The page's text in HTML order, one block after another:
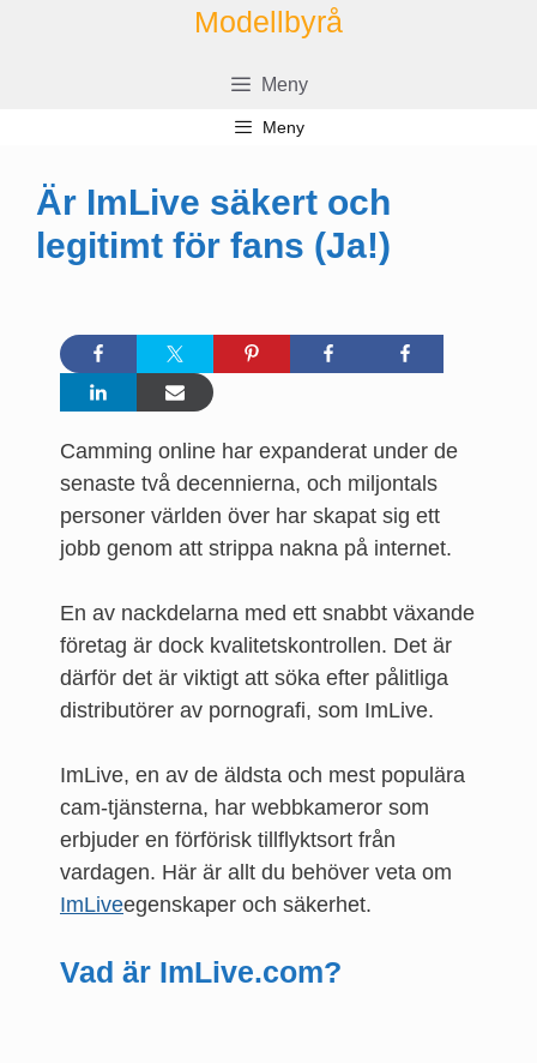
Modellbyrå
Meny
Meny
Är ImLive säkert och
legitimt för fans (Ja!)
Camming online har expanderat under de
senaste två decennierna, och miljontals
personer världen över har skapat sig ett
jobb genom att strippa nakna på internet.
En av nackdelarna med ett snabbt växande
företag är dock kvalitetskontrollen. Det är
därför det är viktigt att söka efter pålitliga
distributörer av pornografi, som ImLive.
ImLive, en av de äldsta och mest populära
cam-tjänsterna, har webbkameror som
erbjuder en förförisk tillflyktsort från
vardagen. Här är allt du behöver veta om
ImLiveegenskaper och säkerhet.
Vad är ImLive.com?